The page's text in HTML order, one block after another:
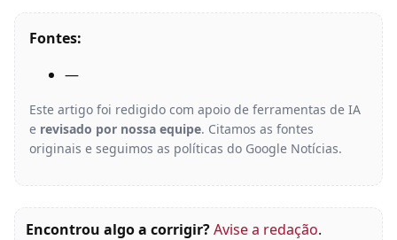
Fontes:
—
Este artigo foi redigido com apoio de ferramentas de IA
e revisado por nossa equipe. Citamos as fontes
originais e seguimos as políticas do Google Notícias.
Encontrou algo a corrigir?Avise a redação.